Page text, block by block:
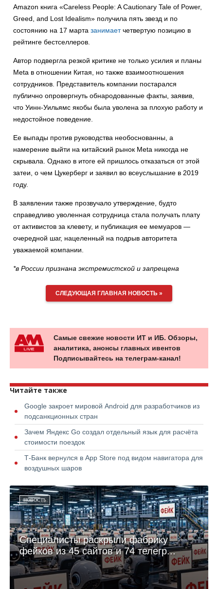
Amazon книга «Careless People: A Cautionary Tale of Power,
Greed, and Lost Idealism» получила пять звезд и по
состоянию на 17 марта занимаетчетвертую позицию в
рейтинге бестселлеров.
Автор подвергла резкой критике не только усилия и планы
Meta в отношении Китая, но также взаимоотношения
сотрудников. Представитель компании постарался
публично опровергнуть обнародованные факты, заявив,
что Уинн-Уильямс якобы была уволена за плохую работу и
недостойное поведение.
Ее выпады против руководства необоснованны, а
намерение выйти на китайский рынок Meta никогда не
скрывала. Однако в итоге ей пришлось отказаться от этой
затеи, о чем Цукерберг и заявил во всеуслышание в 2019
году.
В заявлении также прозвучало утверждение, будто
справедливо уволенная сотрудница стала получать плату
от активистов за клевету, и публикация ее мемуаров —
очередной шаг, нацеленный на подрыв авторитета
уважаемой компании.
*в России признана экстремистской и запрещена
СЛЕДУЮЩАЯ ГЛАВНАЯ НОВОСТЬ »
Самые свежие новости ИТ и ИБ. Обзоры,
аналитика, анонсы главных ивентов
Подписывайтесь на телеграм-канал!
Читайте также
Google закроет мировой Android для разработчиков из
подсанкционных стран
Зачем Яндекс Go создал отдельный язык для расчёта
стоимости поездок
Т-Банк вернулся в App Store под видом навигатора для
воздушных шаров
НОВОСТЬ
Специалисты раскрыли фабрику
фейков из 45 сайтов и 74 телегр...